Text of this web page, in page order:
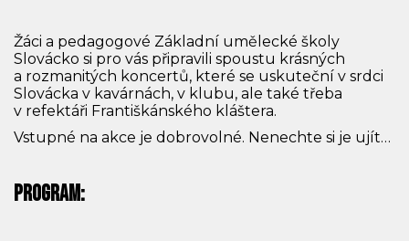
Žáci a pedagogové Základní umělecké školy
Slovácko si pro vás připravili spoustu krásných
a rozmanitých koncertů, které se uskuteční v srdci
Slovácka v kavárnách, v klubu, ale také třeba
v refektáři Františkánského kláštera.
Vstupné na akce je dobrovolné. Nenechte si je ujít…
Program: